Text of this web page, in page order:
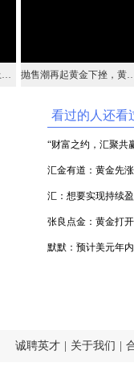
靓丽数据轰炸美元走势上涨,影响美元后市将是它 抛售潮再起黄金下挫，黄金价格
看过的人还看
“财富之约，汇聚共
召开
汇金有道：黄金先
加息之后再次上涨
汇：想要实现持续
张良点金：黄金打
默默：预计美元年
诚聘英才 关于我们